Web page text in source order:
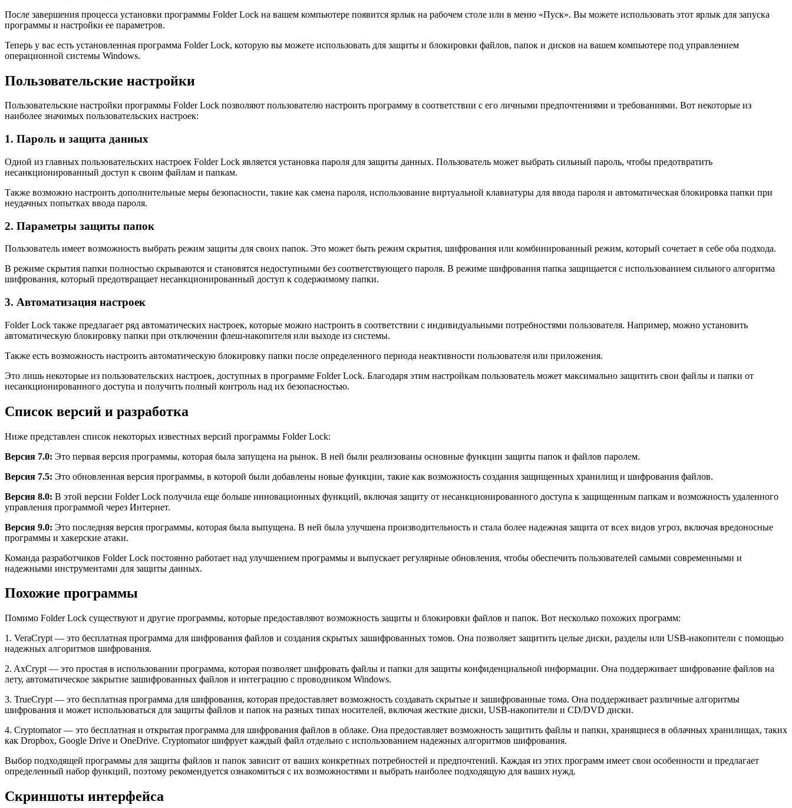
После завершения процесса установки программы Folder Lock на вашем компьютере появится ярлык на рабочем столе или в меню «Пуск». Вы можете использовать этот ярлык для запуска
программы и настройки ее параметров.
Теперь у вас есть установленная программа Folder Lock, которую вы можете использовать для защиты и блокировки файлов, папок и дисков на вашем компьютере под управлением
операционной системы Windows.
Пользовательские настройки
Пользовательские настройки программы Folder Lock позволяют пользователю настроить программу в соответствии с его личными предпочтениями и требованиями. Вот некоторые из
наиболее значимых пользовательских настроек:
1. Пароль и защита данных
Одной из главных пользовательских настроек Folder Lock является установка пароля для защиты данных. Пользователь может выбрать сильный пароль, чтобы предотвратить
несанкционированный доступ к своим файлам и папкам.
Также возможно настроить дополнительные меры безопасности, такие как смена пароля, использование виртуальной клавиатуры для ввода пароля и автоматическая блокировка папки при
неудачных попытках ввода пароля.
2. Параметры защиты папок
Пользователь имеет возможность выбрать режим защиты для своих папок. Это может быть режим скрытия, шифрования или комбинированный режим, который сочетает в себе оба подхода.
В режиме скрытия папки полностью скрываются и становятся недоступными без соответствующего пароля. В режиме шифрования папка защищается с использованием сильного алгоритма
шифрования, который предотвращает несанкционированный доступ к содержимому папки.
3. Автоматизация настроек
Folder Lock также предлагает ряд автоматических настроек, которые можно настроить в соответствии с индивидуальными потребностями пользователя. Например, можно установить
автоматическую блокировку папки при отключении флеш-накопителя или выходе из системы.
Также есть возможность настроить автоматическую блокировку папки после определенного периода неактивности пользователя или приложения.
Это лишь некоторые из пользовательских настроек, доступных в программе Folder Lock. Благодаря этим настройкам пользователь может максимально защитить свои файлы и папки от
несанкционированного доступа и получить полный контроль над их безопасностью.
Список версий и разработка
Ниже представлен список некоторых известных версий программы Folder Lock:
Версия 7.0: Это первая версия программы, которая была запущена на рынок. В ней были реализованы основные функции защиты папок и файлов паролем.
Версия 7.5: Это обновленная версия программы, в которой были добавлены новые функции, такие как возможность создания защищенных хранилищ и шифрования файлов.
Версия 8.0: В этой версии Folder Lock получила еще больше инновационных функций, включая защиту от несанкционированного доступа к защищенным папкам и возможность удаленного
управления программой через Интернет.
Версия 9.0: Это последняя версия программы, которая была выпущена. В ней была улучшена производительность и стала более надежная защита от всех видов угроз, включая вредоносные
программы и хакерские атаки.
Команда разработчиков Folder Lock постоянно работает над улучшением программы и выпускает регулярные обновления, чтобы обеспечить пользователей самыми современными и
надежными инструментами для защиты данных.
Похожие программы
Помимо Folder Lock существуют и другие программы, которые предоставляют возможность защиты и блокировки файлов и папок. Вот несколько похожих программ:
1. VeraCrypt — это бесплатная программа для шифрования файлов и создания скрытых зашифрованных томов. Она позволяет защитить целые диски, разделы или USB-накопители с помощью
надежных алгоритмов шифрования.
2. AxCrypt — это простая в использовании программа, которая позволяет шифровать файлы и папки для защиты конфиденциальной информации. Она поддерживает шифрование файлов на
лету, автоматическое закрытие зашифрованных файлов и интеграцию с проводником Windows.
3. TrueCrypt — это бесплатная программа для шифрования, которая предоставляет возможность создавать скрытые и зашифрованные тома. Она поддерживает различные алгоритмы
шифрования и может использоваться для защиты файлов и папок на разных типах носителей, включая жесткие диски, USB-накопители и CD/DVD диски.
4. Cryptomator — это бесплатная и открытая программа для шифрования файлов в облаке. Она предоставляет возможность защитить файлы и папки, хранящиеся в облачных хранилищах, таких
как Dropbox, Google Drive и OneDrive. Cryptomator шифрует каждый файл отдельно с использованием надежных алгоритмов шифрования.
Выбор подходящей программы для защиты файлов и папок зависит от ваших конкретных потребностей и предпочтений. Каждая из этих программ имеет свои особенности и предлагает
определенный набор функций, поэтому рекомендуется ознакомиться с их возможностями и выбрать наиболее подходящую для ваших нужд.
Скриншоты интерфейса